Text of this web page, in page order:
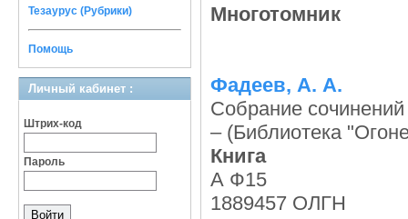
Тезаурус (Рубрики)
Помощь
Личный кабинет :
Штрих-код
Пароль
Многотомник
Фадеев, А. А.
Собрание
– (Библиотека
Книга
А Ф15
1889457 ОЛГН